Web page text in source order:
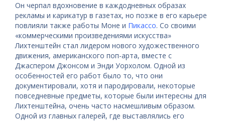
Он черпал вдохновение в каждодневных образах
рекламы и карикатур в газетах, но позже в его карьере
повлияли также работы Моне и Пикассо. Со своими
«коммерческими произведениями искусства»
Лихтенштейн стал лидером нового художественного
движения, американского поп-арта, вместе с
Джаспером Джонсом и Энди Уорхолом. Одной из
особенностей его работ было то, что они
документировали, хотя и пародировали, некоторые
повседневные предметы, которые были интересны для
Лихтенштейна, очень часто насмешливым образом.
Одной из главных галерей, где выставлялись его